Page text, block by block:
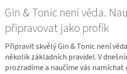
Gin & Tonic není věda.
připravovat jako profík
Připravit skvělý Gin & Tonic není
několik základních pravidel. V
prozradíme a naučíme vás namíchat